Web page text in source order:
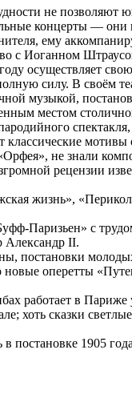
не позволяют
концерты — они
ему
Иоганном
осуществляет
силу. В своём
музыкой,
местом
спектакля,
не знали
рецензии
жизнь»,
Паризьен» с
Александр II.
постановки
новые оперетты
работает в
хоть сказки
постановке 1905